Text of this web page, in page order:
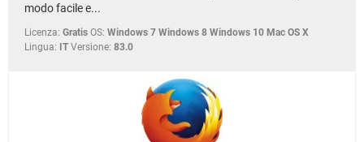
modo facile e...
Licenza: Gratis OS: Windows 7 Windows 8 Windows 10 Mac OS X
Lingua: IT Versione: 83.0